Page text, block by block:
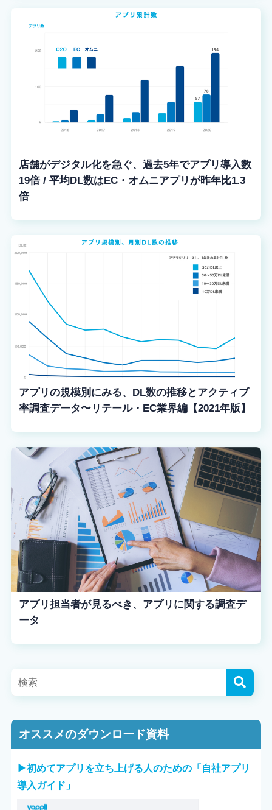
店舗がデジタル化を急ぐ、過去5年でアプリ導入数
19倍 / 平均DL数はEC・オムニアプリが昨年比1.3
倍
アプリの規模別にみる、DL数の推移とアクティブ
率調査データ〜リテール・EC業界編【2021年版】
アプリ担当者が見るべき、アプリに関する調査デ
ータ
オススメのダウンロード資料
▶︎初めてアプリを立ち上げる人のための「自社アプリ
導入ガイド」